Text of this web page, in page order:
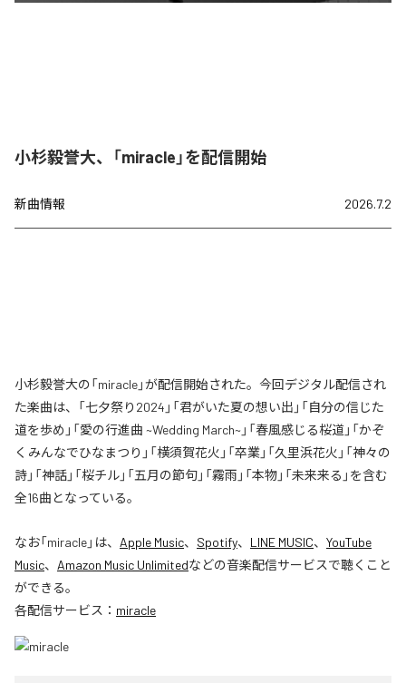
小杉毅誉大、「miracle」を配信開始
新曲情報 2026.7.2
小杉毅誉大の「miracle」が配信開始された。今回デジタル配信され
た楽曲は、「七夕祭り2024」「君がいた夏の想い出」「自分の信じた
道を歩め」「愛の行進曲 ~Wedding March~」「春風感じる桜道」「かぞ
くみんなでひなまつり」「横須賀花火」「卒業」「久里浜花火」「神々の
詩」「神話」「桜チル」「五月の節句」「霧雨」「本物」「未来来る」を含む
全16曲となっている。
なお「miracle」は、 Apple Music、 Spotify、 LINE MUSIC、 YouTube
Music、 Amazon Music Unlimitedなどの音楽配信サービスで聴くこと
ができる。
各配信サービス： miracle